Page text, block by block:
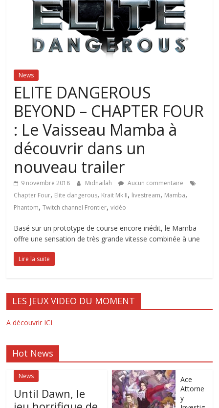
News
ELITE DANGEROUS
BEYOND – CHAPTER FOUR
: Le Vaisseau Mamba à
découvrir dans un
nouveau trailer
9 novembre 2018 Midnailah
Aucun commentaire
Chapter Four, Elite dangerous, Krait Mk II, livestream, Mamba,
Phantom,Twitch channel Frontier,vidéo
Basé sur un prototype de course encore inédit, le Mamba
offre une sensation de très grande vitesse combinée à une
Lire la suite
LES JEUX VIDEO DU MOMENT
A découvrir ICI
Hot News
News
Until Dawn, le
Ace
Attorne
y